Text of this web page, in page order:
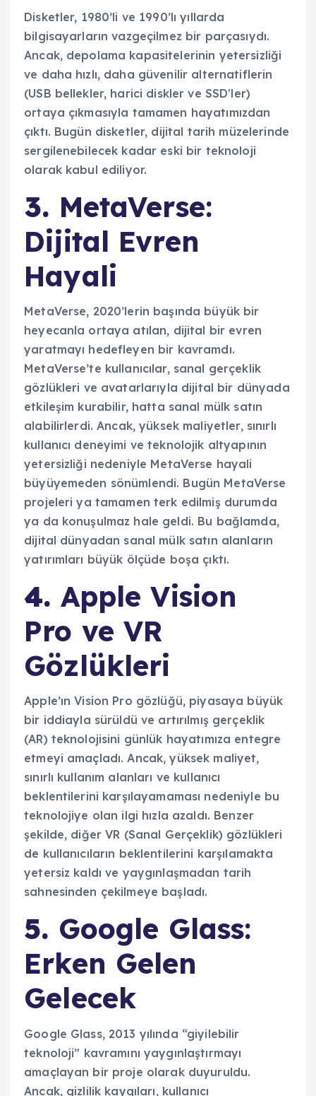
Disketler, 1980’li ve 1990’lı yıllarda
bilgisayarların vazgeçilmez bir parçasıydı.
Ancak, depolama kapasitelerinin yetersizliği
ve daha hızlı, daha güvenilir alternatiflerin
(USB bellekler, harici diskler ve SSD'ler)
ortaya çıkmasıyla tamamen hayatımızdan
çıktı. Bugün disketler, dijital tarih müzelerinde
sergilenebilecek kadar eski bir teknoloji
olarak kabul ediliyor.
3. MetaVerse:
Dijital Evren
Hayali
MetaVerse, 2020’lerin başında büyük bir
heyecanla ortaya atılan, dijital bir evren
yaratmayı hedefleyen bir kavramdı.
MetaVerse’te kullanıcılar, sanal gerçeklik
gözlükleri ve avatarlarıyla dijital bir dünyada
etkileşim kurabilir, hatta sanal mülk satın
alabilirlerdi. Ancak, yüksek maliyetler, sınırlı
kullanıcı deneyimi ve teknolojik altyapının
yetersizliği nedeniyle MetaVerse hayali
büyüyemeden sönümlendi. Bugün MetaVerse
projeleri ya tamamen terk edilmiş durumda
ya da konuşulmaz hale geldi. Bu bağlamda,
dijital dünyadan sanal mülk satın alanların
yatırımları büyük ölçüde boşa çıktı.
4. Apple Vision
Pro ve VR
Gözlükleri
Apple’ın Vision Pro gözlüğü, piyasaya büyük
bir iddiayla sürüldü ve artırılmış gerçeklik
(AR) teknolojisini günlük hayatımıza entegre
etmeyi amaçladı. Ancak, yüksek maliyet,
sınırlı kullanım alanları ve kullanıcı
beklentilerini karşılayamaması nedeniyle bu
teknolojiye olan ilgi hızla azaldı. Benzer
şekilde, diğer VR (Sanal Gerçeklik) gözlükleri
de kullanıcıların beklentilerini karşılamakta
yetersiz kaldı ve yaygınlaşmadan tarih
sahnesinden çekilmeye başladı.
5. Google Glass:
Erken Gelen
Gelecek
Google Glass, 2013 yılında “giyilebilir
teknoloji” kavramını yaygınlaştırmayı
amaçlayan bir proje olarak duyuruldu.
Ancak, gizlilik kaygıları, kullanıcı